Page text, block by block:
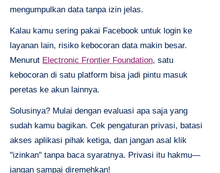
mengumpulkan data tanpa izin jelas.
Kalau kamu sering pakai Facebook untuk login ke
layanan lain, risiko kebocoran data makin besar.
Menurut Electronic Frontier Foundation, satu
kebocoran di satu platform bisa jadi pintu masuk
peretas ke akun lainnya.
Solusinya? Mulai dengan evaluasi apa saja yang
sudah kamu bagikan. Cek pengaturan privasi, batasi
akses aplikasi pihak ketiga, dan jangan asal klik
"izinkan" tanpa baca syaratnya. Privasi itu hakmu—
jangan sampai diremehkan!